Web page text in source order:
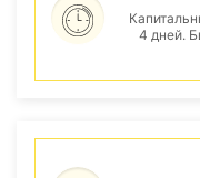
4 дней.